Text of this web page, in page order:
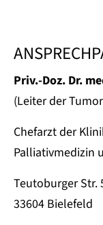
Priv.-Doz. Dr.
(Leiter der
Chefarzt der
Palliativmedizin
Teutoburger Str.
33604 Bielefeld